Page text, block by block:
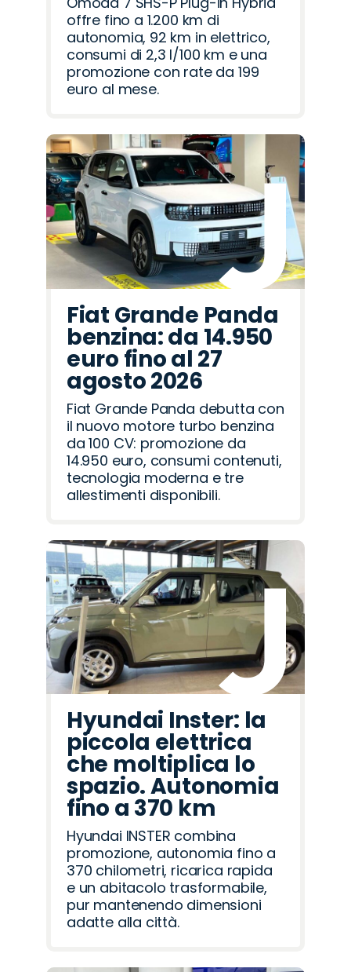
offre fino a 1.200 km di
autonomia, 92 km in elettrico,
consumi di 2,3 l/100 km e una
promozione con rate da 199
euro al mese.
Fiat Grande Panda
benzina: da 14.950
euro fino al 27
agosto 2026
Fiat Grande Panda debutta con
il nuovo motore turbo benzina
da 100 CV: promozione da
14.950 euro, consumi contenuti,
tecnologia moderna e tre
allestimenti disponibili.
Hyundai Inster: la
piccola elettrica
che moltiplica lo
spazio. Autonomia
fino a 370 km
Hyundai INSTER combina
promozione, autonomia fino a
370 chilometri, ricarica rapida
e un abitacolo trasformabile,
pur mantenendo dimensioni
adatte alla città.